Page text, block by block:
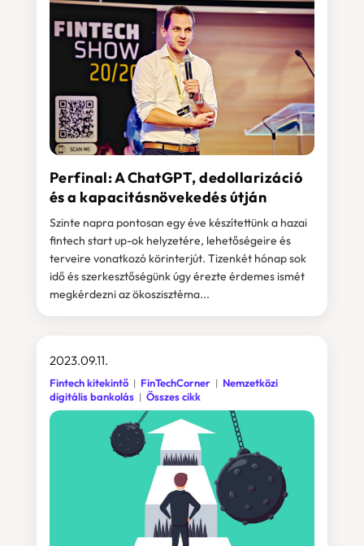
Perfinal: A ChatGPT, dedollarizáció
és a kapacitásnövekedés útján
Szinte napra pontosan egy éve készítettünk a hazai
fintech start up-ok helyzetére, lehetőségeire és
terveire vonatkozó körinterjút. Tizenkét hónap sok
idő és szerkesztőségünk úgy érezte érdemes ismét
megkérdezni az ökoszisztéma...
2023.09.11.
Fintech kitekintő FinTechCorner
Nemzetközi
digitális bankolás
Összes cikk